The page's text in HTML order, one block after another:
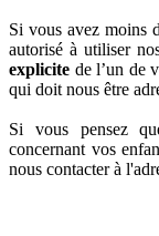
Si vous avez moins
autorisé à utiliser
explicite de l’un de
qui doit nous être
Si vous pensez
concernant vos
nous contacter à